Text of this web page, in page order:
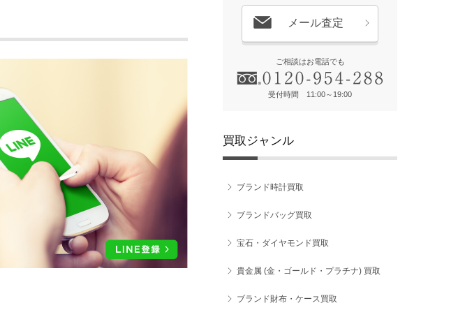
メール査定
ご相談はお電話でも
受付時間 11:00～19:00
買取ジャンル
ブランド時計買取
ブランドバッグ買取
宝石・ダイヤモンド買取
貴金属 (金・ゴールド・プラチナ) 買取
ブランド財布・ケース買取